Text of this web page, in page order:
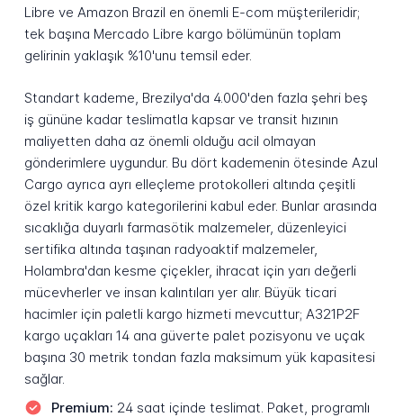
Libre ve Amazon Brazil en önemli E-com müşterileridir;
tek başına Mercado Libre kargo bölümünün toplam
gelirinin yaklaşık %10'unu temsil eder.
Standart kademe, Brezilya'da 4.000'den fazla şehri beş
iş gününe kadar teslimatla kapsar ve transit hızının
maliyetten daha az önemli olduğu acil olmayan
gönderimlere uygundur. Bu dört kademenin ötesinde Azul
Cargo ayrıca ayrı elleçleme protokolleri altında çeşitli
özel kritik kargo kategorilerini kabul eder. Bunlar arasında
sıcaklığa duyarlı farmasötik malzemeler, düzenleyici
sertifika altında taşınan radyoaktif malzemeler,
Holambra'dan kesme çiçekler, ihracat için yarı değerli
mücevherler ve insan kalıntıları yer alır. Büyük ticari
hacimler için paletli kargo hizmeti mevcuttur; A321P2F
kargo uçakları 14 ana güverte palet pozisyonu ve uçak
başına 30 metrik tondan fazla maksimum yük kapasitesi
sağlar.
Premium: 24 saat içinde teslimat. Paket, programlı